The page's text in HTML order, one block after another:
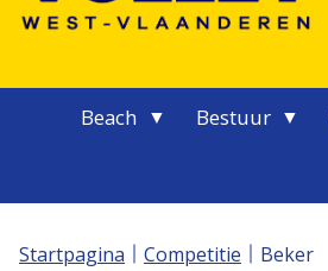
Beach Bestuur
Startpagina Competitie Beker